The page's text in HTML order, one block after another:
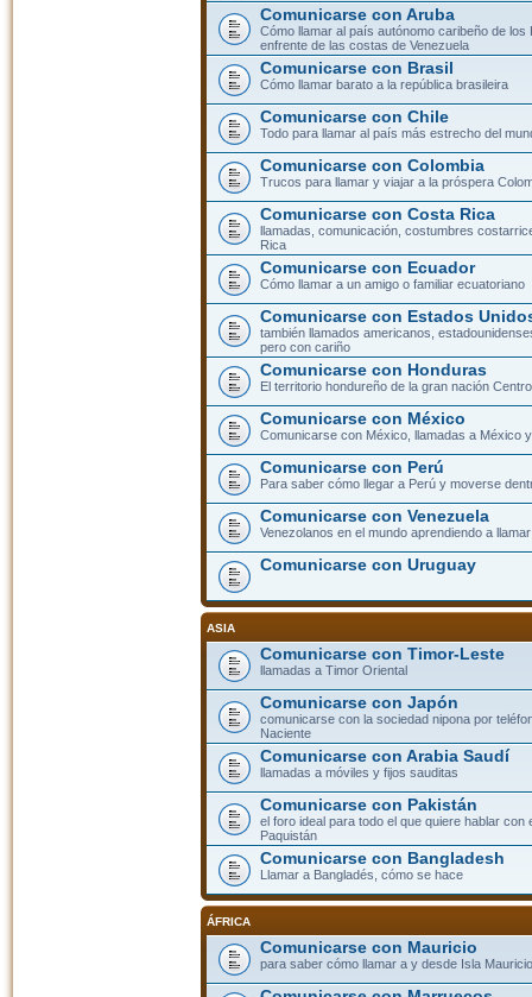
Comunicarse con Aruba
Cómo llamar al país autónomo caribeño de los
enfrente de las costas de Venezuela
Comunicarse con Brasil
Cómo llamar barato a la república brasileira
Comunicarse con Chile
Todo para llamar al país más estrecho del
Comunicarse con Colombia
Trucos para llamar y viajar a la próspera
Comunicarse con Costa Rica
llamadas, comunicación, costumbres
Rica
Comunicarse con Ecuador
Cómo llamar a un amigo o familiar ecuatoriano
Comunicarse con Estados
también llamados americanos,
pero con cariño
Comunicarse con Honduras
El territorio hondureño de la gran nación
Comunicarse con México
Comunicarse con México, llamadas a México
Comunicarse con Perú
Para saber cómo llegar a Perú y moverse
Comunicarse con Venezuela
Venezolanos en el mundo aprendiendo a
Comunicarse con Uruguay
ASIA
Comunicarse con Timor-Leste
llamadas a Timor Oriental
Comunicarse con Japón
comunicarse con la sociedad nipona por
Naciente
Comunicarse con Arabia Saudí
llamadas a móviles y fijos sauditas
Comunicarse con Pakistán
el foro ideal para todo el que quiere hablar con
Paquistán
Comunicarse con Bangladesh
Llamar a Bangladés, cómo se hace
ÁFRICA
Comunicarse con Mauricio
para saber cómo llamar a y desde Isla